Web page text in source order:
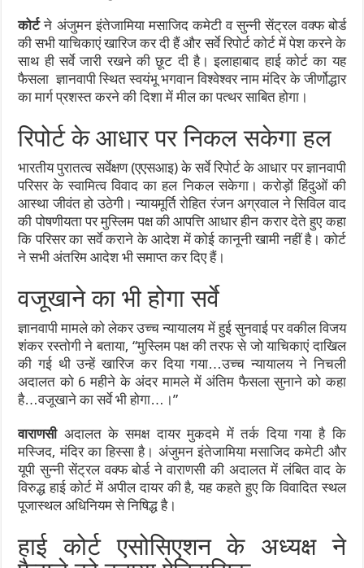
कोर्टने अंजुमन इंतेजामिया मसाजिद कमेटी व‌ सुन्नी सेंट्रल वक्फ बोर्ड
की सभी याचिकाएं खारिज कर दी हैं और सर्वे रिपोर्ट कोर्ट में पेश करने के
साथ ही सर्वे जारी रखने की छूट दी है। इलाहाबाद हाई कोर्ट का यह
फैसला ज्ञानवापी स्थित स्वयंभू भगवान विश्वेश्वर नाम मंदिर के जीर्णोद्धार
का मार्ग प्रशस्त करने की दिशा में मील का पत्थर साबित होगा।
रिपोर्ट के आधार पर निकल सकेगा हल
भारतीय पुरातत्व सर्वेक्षण (एएसआइ) के सर्वे रिपोर्ट के आधार पर ज्ञानवापी
परिसर के स्वामित्व विवाद का हल निकल सकेगा। करोड़ों हिंदुओं की
आस्था जीवंत हो उठेगी। न्यायमूर्ति रोहित रंजन अग्रवाल ने सिविल वाद
की पोषणीयता पर मुस्लिम पक्ष की आपत्ति आधार हीन करार देते हुए कहा
कि परिसर का सर्वे कराने के आदेश में कोई कानूनी खामी नहीं है। कोर्ट
ने सभी अंतरिम आदेश भी समाप्त कर दिए हैं।
वजूखाने का भी होगा सर्वे
ज्ञानवापी मामले को लेकर उच्च न्यायालय में हुई सुनवाई पर वकील विजय
शंकर रस्तोगी ने बताया, “मुस्लिम पक्ष की तरफ से जो याचिकाएं दाखिल
की गई थी उन्हें खारिज कर दिया गया…उच्च न्यायालय ने निचली
अदालत को 6 महीने के अंदर मामले में अंतिम फैसला सुनाने को कहा
है…वजूखाने का सर्वे भी होगा…।”
वाराणसीअदालत के समक्ष दायर मुकदमे में तर्क दिया गया है कि
मस्जिद, मंदिर का हिस्सा है। अंजुमन इंतेजामिया मसाजिद कमेटी और
यूपी सुन्नी सेंट्रल वक्फ बोर्ड ने वाराणसी की अदालत में लंबित वाद के
विरुद्ध हाई कोर्ट में अपील दायर की है, यह कहते हुए कि विवादित स्थल
पूजास्थल अधिनियम से निषिद्ध है।
हाई कोर्ट एसोसिएशन के अध्यक्ष ने